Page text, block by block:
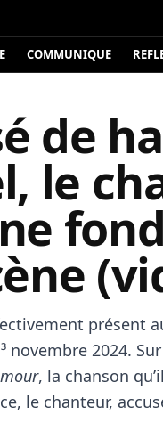
COMMUNIQUE
de
le
présent
novembre 2024.
, la chanson
le chanteur,